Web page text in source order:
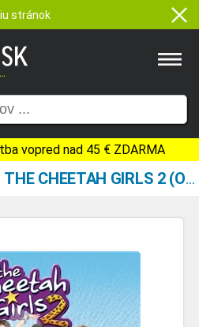
stránok
vopred nad 45 € ZDARMA
THE CHEETAH GIRLS 2 (ORIGINAL SOUNDTRACK)